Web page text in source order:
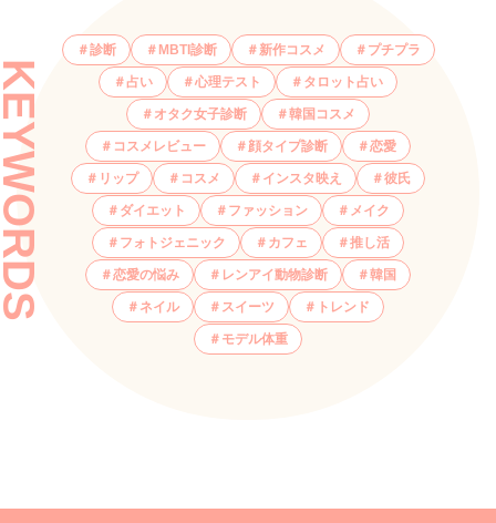
診断 MBTI診断 新作コスメ プチプラ
占い 心理テスト タロット占い
オタク女子診断 韓国コスメ
コスメレビュー 顔タイプ診断 恋愛
リップ コスメ インスタ映え 彼氏
ダイエット ファッション メイク
フォトジェニック カフェ 推し活
恋愛の悩み レンアイ動物診断 韓国
ネイル スイーツ トレンド
モデル体重